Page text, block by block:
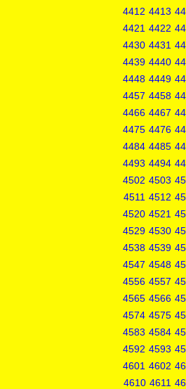
4412 4413
4421 4422
4430 4431
4439 4440
4448 4449
4457 4458
4466 4467
4475 4476
4484 4485
4493 4494
4502 4503
4511 4512
4520 4521
4529 4530
4538 4539
4547 4548
4556 4557
4565 4566
4574 4575
4583 4584
4592 4593
4601 4602
4610 4611